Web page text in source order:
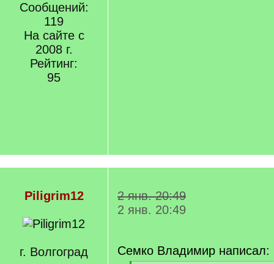
Сообщений:
119
На сайте с
2008 г.
Рейтинг:
95
Piligrim12
г. Волгоград
2 янв. 20:49
2 янв. 20:49
Семко Владимир написал: